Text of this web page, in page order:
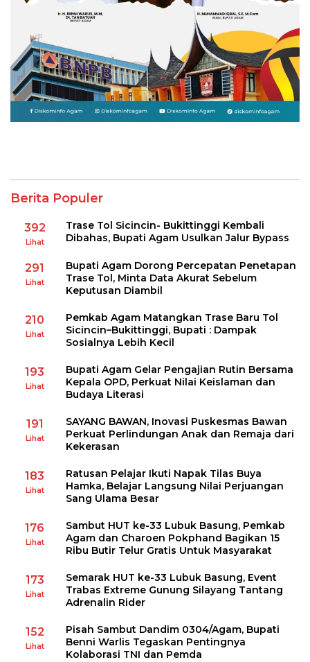
Berita Populer
392
Lihat
Trase Tol Sicincin- Bukittinggi Kembali
Dibahas, Bupati Agam Usulkan Jalur Bypass
291
Lihat
Bupati Agam Dorong Percepatan Penetapan
Trase Tol, Minta Data Akurat Sebelum
Keputusan Diambil
210
Lihat
Pemkab Agam Matangkan Trase Baru Tol
Sicincin–Bukittinggi, Bupati : Dampak
Sosialnya Lebih Kecil
193
Lihat
Bupati Agam Gelar Pengajian Rutin Bersama
Kepala OPD, Perkuat Nilai Keislaman dan
Budaya Literasi
191
Lihat
SAYANG BAWAN, Inovasi Puskesmas Bawan
Perkuat Perlindungan Anak dan Remaja dari
Kekerasan
183
Lihat
Ratusan Pelajar Ikuti Napak Tilas Buya
Hamka, Belajar Langsung Nilai Perjuangan
Sang Ulama Besar
176
Lihat
Sambut HUT ke-33 Lubuk Basung, Pemkab
Agam dan Charoen Pokphand Bagikan 15
Ribu Butir Telur Gratis Untuk Masyarakat
173
Lihat
Semarak HUT ke-33 Lubuk Basung, Event
Trabas Extreme Gunung Silayang Tantang
Adrenalin Rider
152
Lihat
Pisah Sambut Dandim 0304/Agam, Bupati
Benni Warlis Tegaskan Pentingnya
Kolaborasi TNI dan Pemda